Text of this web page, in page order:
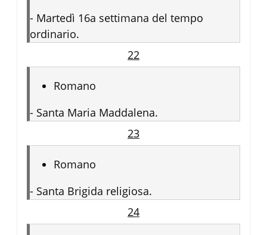
- Martedì 16a settimana del tempo
ordinario.
22
Romano
- Santa Maria Maddalena.
23
Romano
- Santa Brigida religiosa.
24